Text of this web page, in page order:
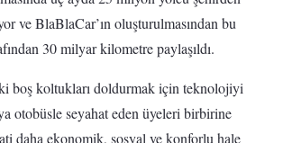
ve BlaBlaCar’ın oluşturulmasından bu
30 milyar kilometre paylaşıldı.
boş koltukları doldurmak için teknolojiyi
otobüsle seyahat eden üyeleri birbirine
daha ekonomik, sosyal ve konforlu hale